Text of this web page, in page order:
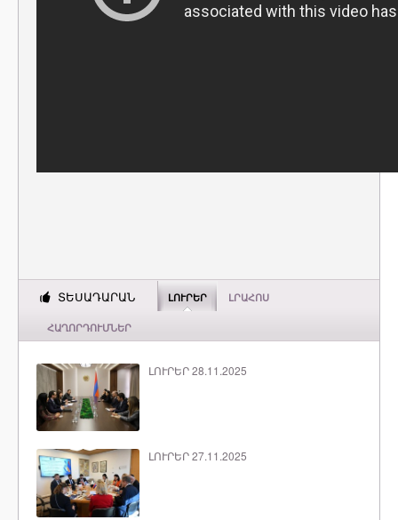
ՏԵՍԱԴԱՐԱՆ ԼՈՒՐԵՐ ԼՐԱՀՈՍ
ՀԱՂՈՐԴՈՒՄՆԵՐ
ԼՈՒՐԵՐ 28.11.2025
ԼՈՒՐԵՐ 27.11.2025